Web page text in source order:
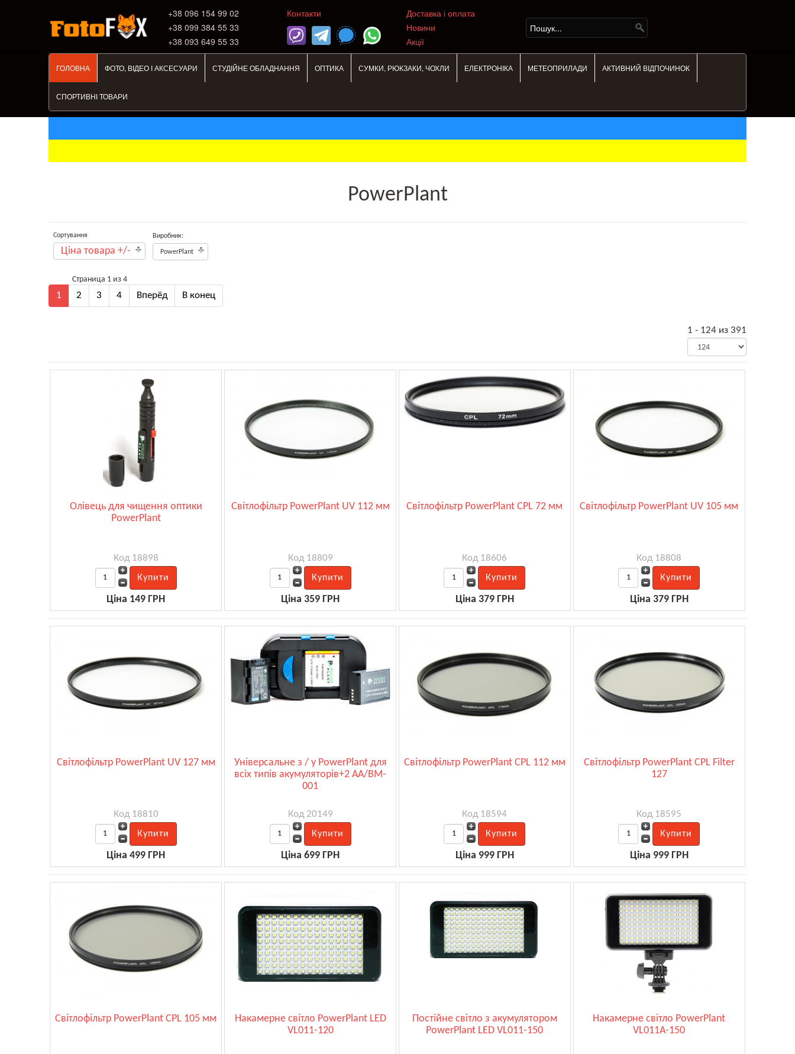
+38 ‎096 154 99 02
+38 099 384 55 33
+38 093 649 55 33
Контакти
Доставка і оплата
Новини
Акції
ГОЛОВНА ФОТО, ВІДЕО І АКСЕСУАРИ СТУДІЙНЕ ОБЛАДНАННЯ ОПТИКА СУМКИ, РЮКЗАКИ, ЧОХЛИ ЕЛЕКТРОНІКА МЕТЕОПРИЛАДИ АКТИВНИЙ ВІДПОЧИНОК
СПОРТИВНІ ТОВАРИ
PowerPlant
Сортування
Ціна товара +/-
Виробник:
PowerPlant
1 2 3 4 Вперёд В конец
Страница 1 из 4
1 - 124 из 391
Олівець для чищення оптики
PowerPlant
Код 18898
Ціна 149 ГРН
Світлофільтр PowerPlant UV 112 мм
Код 18809
Ціна 359 ГРН
Світлофільтр PowerPlant CPL 72 мм
Код 18606
Ціна 379 ГРН
Світлофільтр PowerPlant UV 105 мм
Код 18808
Ціна 379 ГРН
Світлофільтр PowerPlant UV 127 мм
Код 18810
Ціна 499 ГРН
Універсальне з / у PowerPlant для
всіх типів акумуляторів+2 AA/BM-
001
Код 20149
Ціна 699 ГРН
Світлофільтр PowerPlant CPL 112 мм
Код 18594
Ціна 999 ГРН
Світлофільтр PowerPlant CPL Filter
127
Код 18595
Ціна 999 ГРН
Світлофільтр PowerPlant CPL 105 мм
Накамерне світло PowerPlant LED
VL011-120
Постійне світло з акумулятором
PowerPlant LED VL011-150
Накамерне світло PowerPlant
VL011A-150